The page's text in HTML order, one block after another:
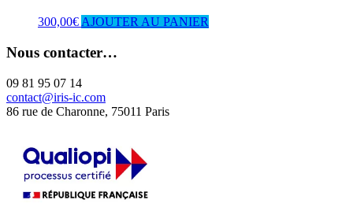
300,00€ AJOUTER AU PANIER
Nous contacter…
09 81 95 07 14
contact@iris-ic.com
86 rue de Charonne, 75011 Paris